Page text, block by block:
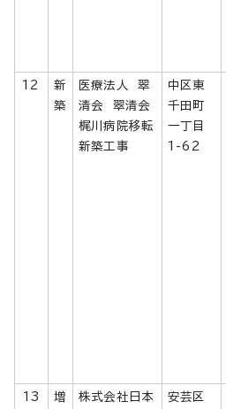
12
新
築
医療法人 翠
清会 翠清会
梶川病院移転
新築工事
中区東
千田町
一丁目
1-62
13
増
株式会社日本
安芸区